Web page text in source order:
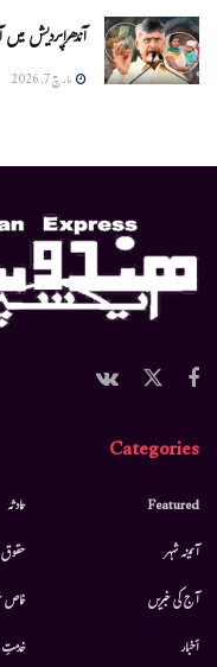
آندھراپردیش
مارچ 7, 2026
Categories
Featured
آئینہ شہر
آج کی خبریں
أخبار
حادثہ
حقوق
خاص